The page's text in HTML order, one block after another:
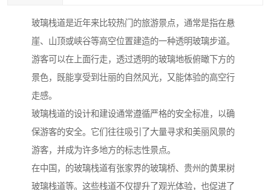
玻璃栈道是近年来比较热门的旅游景点，通常是指在悬
崖、山顶或峡谷等高空位置建造的一种透明玻璃步道。
游客可以在上面行走，透过透明的玻璃地板俯瞰下方的
景色，既能享受到壮丽的自然风光，又能体验的高空行
走感。
玻璃栈道的设计和建设通常遵循严格的安全标准，以确
保游客的安全。它们往往吸引了大量寻求和美丽风景的
游客，并成为许多地方的标志性景点。
在中国，的玻璃栈道有张家界的玻璃桥、贵州的黄果树
玻璃栈道等。这些栈道不仅提升了观光体验，也促进了